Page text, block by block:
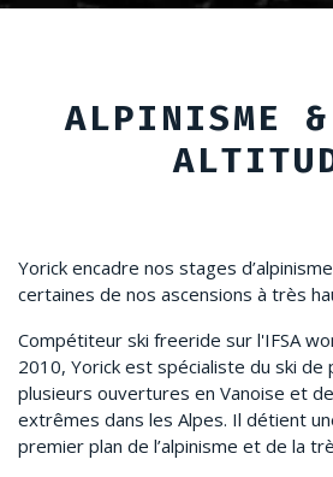
ALPINISME &
Yorick encadre nos stages
certaines de nos ascensions à très
Compétiteur ski freeride sur l'IFSA
2010, Yorick est spécialiste du ski de
plusieurs ouvertures en Vanoise et
extrêmes dans les Alpes. Il détient
premier plan de l’alpinisme et de la